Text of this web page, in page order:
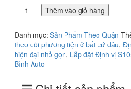
điểm
đặt
Định
vị
S105L
mềm
Thêm vào giỏ hàng
Danh mục: Sản Phẩm Theo Quận
theo dõi phương tiện ở bất cứ đâu,
hiện đại nhỏ gọn, Lắp đặt Định vị
Bình Auto